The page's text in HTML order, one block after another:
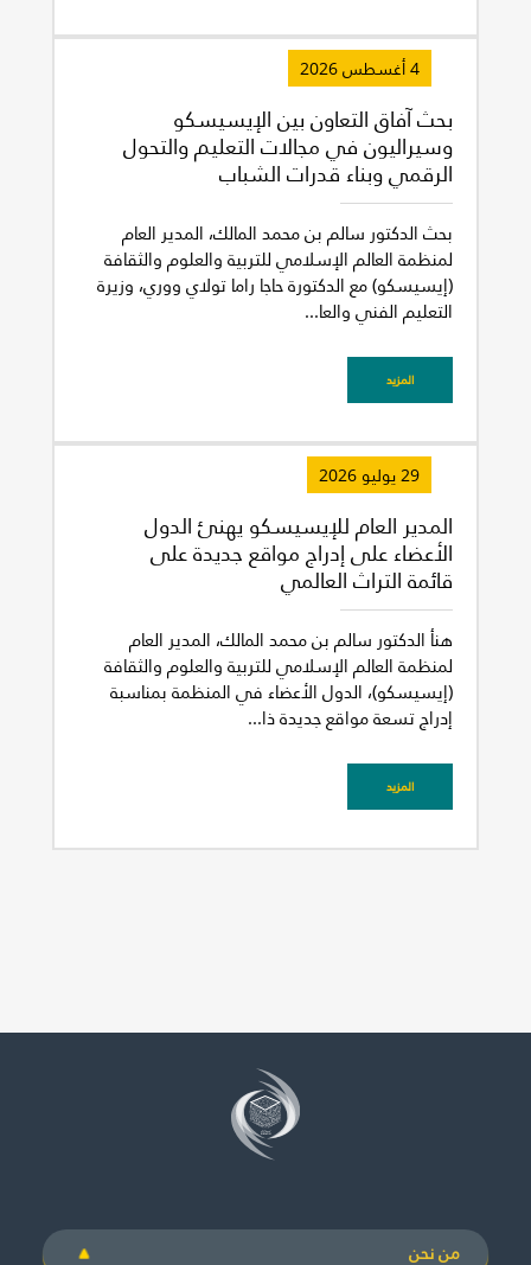
4 أغسطس 2026
بحث آفاق التعاون بين الإيسيسكو
وسيراليون في مجالات التعليم والتحول
الرقمي وبناء قدرات الشباب
بحث الدكتور سالم بن محمد المالك، المدير العام
لمنظمة العالم الإسلامي للتربية والعلوم والثقافة
(إيسيسكو) مع الدكتورة حاجا راما تولاي ووري، وزيرة
التعليم الفني والعا...
المزيد
29 يوليو 2026
المدير العام للإيسيسكو يهنئ الدول
الأعضاء على إدراج مواقع جديدة على
قائمة التراث العالمي
هنأ الدكتور سالم بن محمد المالك، المدير العام
لمنظمة العالم الإسلامي للتربية والعلوم والثقافة
(إيسيسكو)، الدول الأعضاء في المنظمة بمناسبة
إدراج تسعة مواقع جديدة ذا...
المزيد
من نحن